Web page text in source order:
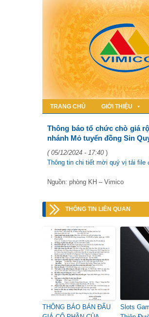
TRANG CHỦ GIỚI THIỆU
Thông báo tổ chức chò giá
nhánh Mỏ tuyển đồng Sin
( 05/12/2024 - 17:40 )
Thông tin chi tiết mời quý vị tải file
Nguồn: phòng KH – Vimico
THÔNG TIN LIÊN QUAN
THÔNG BÁO BÁN ĐẤU
Slots